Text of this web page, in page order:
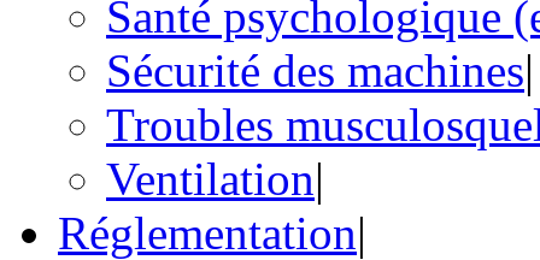
Santé psychologique
Sécurité des machines|
Troubles
Ventilation|
Réglementation|